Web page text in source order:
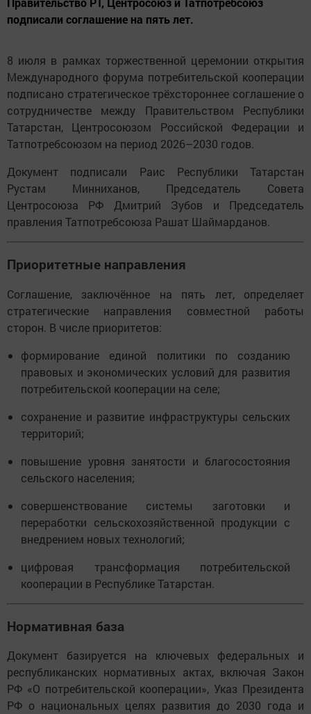
подписали соглашение на пять лет.
8 июля в рамках торжественной церемонии открытия
Международного форума потребительской кооперации
подписано стратегическое трёхстороннее соглашение о
сотрудничестве между Правительством Республики
Татарстан, Центросоюзом Российской Федерации и
Татпотребсоюзом на период 2026–2030 годов.
Документ подписали Раис Республики Татарстан
Рустам Минниханов, Председатель Совета
Центросоюза РФ Дмитрий Зубов и Председатель
правления Татпотребсоюза Рашат Шаймарданов.
Приоритетные направления
Соглашение, заключённое на пять лет, определяет
стратегические направления совместной работы
сторон. В числе приоритетов:
формирование единой политики по созданию
правовых и экономических условий для развития
потребительской кооперации на селе;
сохранение и развитие инфраструктуры сельских
территорий;
повышение уровня занятости и благосостояния
сельского населения;
совершенствование системы заготовки и
переработки сельскохозяйственной продукции с
внедрением новых технологий;
цифровая трансформация потребительской
кооперации в Республике Татарстан.
Нормативная база
Документ базируется на ключевых федеральных и
республиканских нормативных актах, включая Закон
РФ «О потребительской кооперации», Указ Президента
РФ о национальных целях развития до 2030 года и